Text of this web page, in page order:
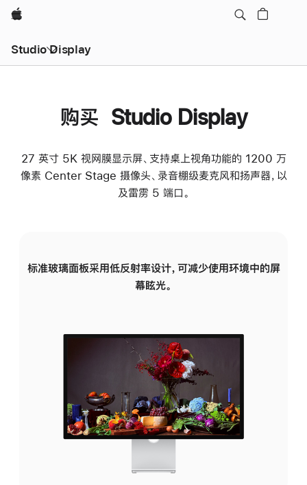
Apple
Studio Display
购买 Studio Display
27 英寸 5K 视网膜显示屏、支持桌上视角功能的 1200 万
像素 Center Stage 摄像头、录音棚级麦克风和扬声器，以
及雷雳 5 端口。
标准玻璃面板采用低反射率设计，可减少使用环境中的屏
幕眩光。